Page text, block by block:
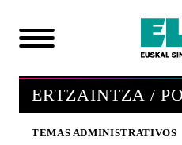
ERTZAINTZA /
TEMAS ADMINISTRATIVOS